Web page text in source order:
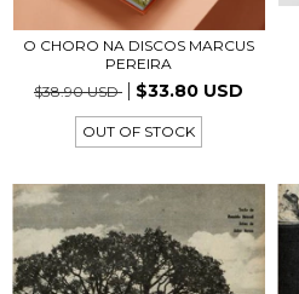
O CHORO NA DISCOS MARCUS
PEREIRA
$38.90 USD
$33.80 USD
OUT OF STOCK